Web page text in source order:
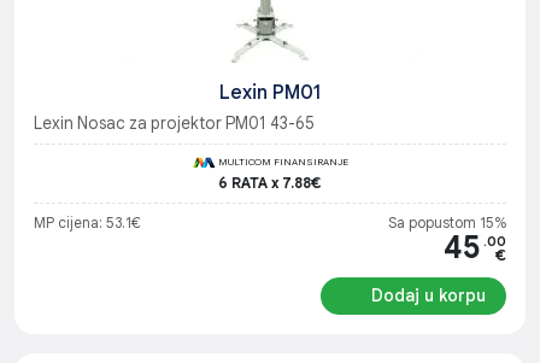
Lexin PM01
Lexin Nosac za projektor PM01 43-65
MULTICOM FINANSIRANJE
6 RATA x 7.88€
MP cijena: 53.1€ Sa popustom 15%
45 .00
€
Dodaj u korpu